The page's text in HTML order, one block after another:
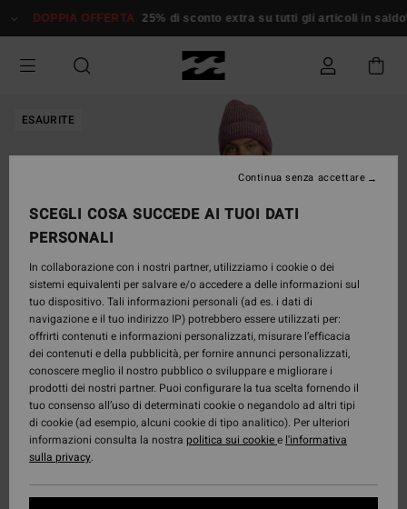
alle
prodotto
DOPPIA OFFERTA 25% di sconto extra su tutti gli articoli in saldo*
ESAURITE
SCEGLI COSA SUCCEDE AI TUOI DATI
PERSONALI
In collaborazione con i nostri partner, utilizziamo i cookie o dei
sistemi equivalenti per salvare e/o accedere a delle informazioni sul
tuo dispositivo. Tali informazioni personali (ad es. i dati di
navigazione e il tuo indirizzo IP) potrebbero essere utilizzati per:
offrirti contenuti e informazioni personalizzati, misurare l’efficacia
dei contenuti e della pubblicità, per fornire annunci personalizzati,
conoscere meglio il nostro pubblico o sviluppare e migliorare i
prodotti dei nostri partner. Puoi configurare la tua scelta fornendo il
tuo consenso all’uso di determinati cookie o negandolo ad altri tipi
di cookie (ad esempio, alcuni cookie di tipo analitico). Per ulteriori
informazioni consulta la nostra politica sui cookiee l'informativa
sulla privacy.
Continua senza accettare